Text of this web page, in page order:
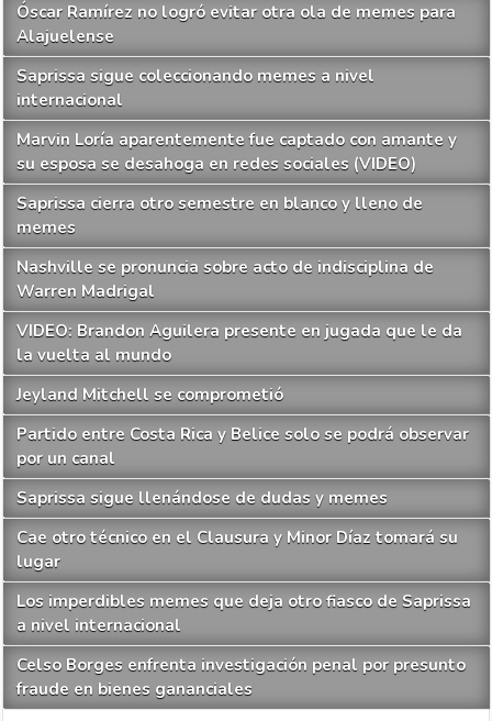
Óscar Ramírez no logró evitar otra ola de memes para
Alajuelense
Saprissa sigue coleccionando memes a nivel
internacional
Marvin Loría aparentemente fue captado con amante y
su esposa se desahoga en redes sociales (VIDEO)
Saprissa cierra otro semestre en blanco y lleno de
memes
Nashville se pronuncia sobre acto de indisciplina de
Warren Madrigal
VIDEO: Brandon Aguilera presente en jugada que le da
la vuelta al mundo
Jeyland Mitchell se comprometió
Partido entre Costa Rica y Belice solo se podrá observar
por un canal
Saprissa sigue llenándose de dudas y memes
Cae otro técnico en el Clausura y Minor Díaz tomará su
lugar
Los imperdibles memes que deja otro fiasco de Saprissa
a nivel internacional
Celso Borges enfrenta investigación penal por presunto
fraude en bienes gananciales